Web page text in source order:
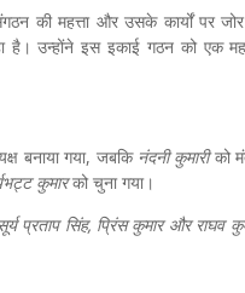
की महत्ता और उसके कार्यों पर जोर
है। उन्होंने इस इकाई गठन को
बनाया गया, जबकि नंदनी कुमारीको
कुमारको चुना गया।
प्रताप सिंह, प्रिंस कुमार और राघव